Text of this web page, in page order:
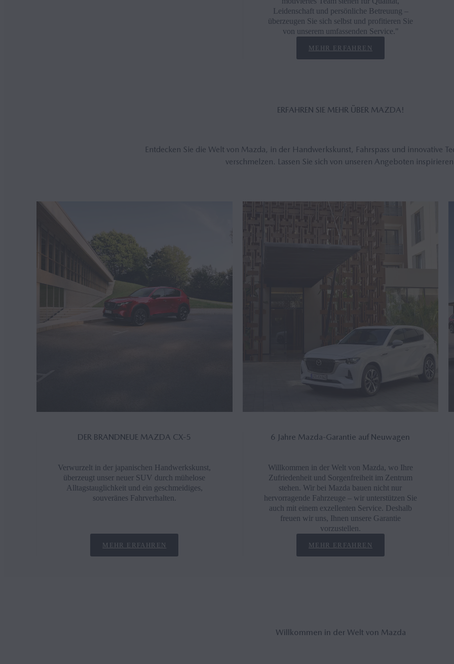
Leidenschaft und persönliche Betreuung –
überzeugen Sie sich selbst und profitieren Sie
von unserem umfassenden Service."
MEHR ERFAHREN
ER­FAH­REN SIE MEHR ÜBER MAZDA!
Entdecken Sie die Welt von Mazda, in der Handwerkskunst, Fahrspass und innovative
verschmelzen. Lassen Sie sich von unseren Angeboten
DER BRANDNEUE MAZDA CX‑5
Verwurzelt in der japanischen Handwerkskunst,
überzeugt unser neuer SUV durch mühelose
Alltagstauglichkeit und ein geschmeidiges,
souveränes Fahrverhalten.
MEHR ERFAHREN
6 Jahre Mazda-Garantie auf Neuwagen
Willkommen in der Welt von Mazda, wo Ihre
Zufriedenheit und Sorgenfreiheit im Zentrum
stehen. Wir bei Mazda bauen nicht nur
hervorragende Fahrzeuge – wir unterstützen Sie
auch mit einem exzellenten Service. Deshalb
freuen wir uns, Ihnen unsere Garantie
vorzustellen.
MEHR ERFAHREN
Will­kom­men in der Welt von Mazda